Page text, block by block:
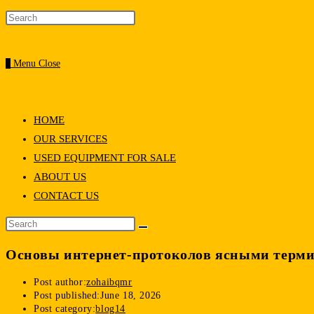
Menu Close
HOME
OUR SERVICES
USED EQUIPMENT FOR SALE
ABOUT US
CONTACT US
Основы интернет-протоколов ясными
Post author:zohaibqmr
Post published:June 18, 2026
Post category:blog14